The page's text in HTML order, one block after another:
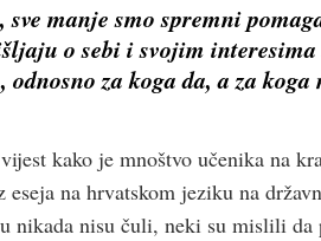
manje smo spremni
o sebi i svojim
za koga da, a za koga
kako je mnoštvo učenika na
na hrvatskom jeziku na
nikada nisu čuli, neki su mislili